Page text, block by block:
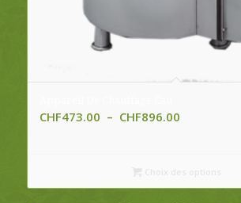
CHF473.00 – CHF896.00Plage
à